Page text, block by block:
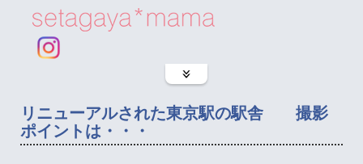
リニューアルされた東京駅の駅舎 撮影
ポイントは・・・